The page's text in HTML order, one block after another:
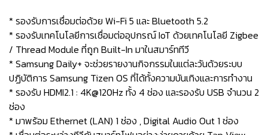
* รองรับการเชื่อมต่อด้วย Wi-Fi 5 และ Bluetooth 5.2
* รองรับเทคโนโลยีการเชื่อมต่ออุปกรณ์ IoT ด้วยเทคโนโลยี Zigbee
/ Thread Module ที่ถูก Built-In มาในสมาร์ททีวี
* Samsung Daily+ จะช่วยรายงานกิจกรรมในแต่ละวันด้วยระบบ
ปฏิบัติการ Samsung Tizen OS ที่ได้ทั้งความบันเทิงและการทำงาน
* รองรับ HDMI2.1 : 4K@120Hz ทั้ง 4 ช่อง และรองรับ USB จำนวน 2
ช่อง
* มาพร้อม Ethernet (LAN) 1 ช่อง , Digital Audio Out 1 ช่อง